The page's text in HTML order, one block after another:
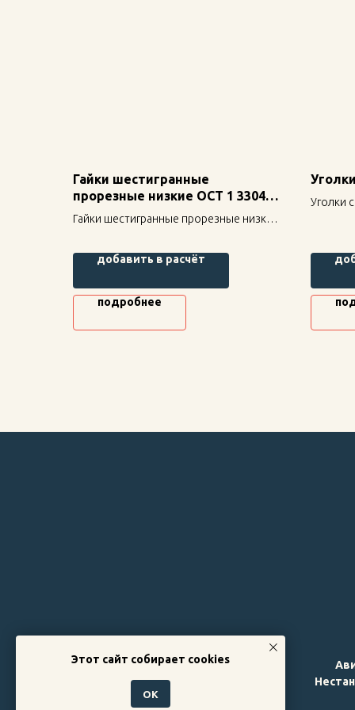
Гайки шестигранные
прорезные низкие ОСТ 1 33047-
80
Гайки шестигранные прорезные низкие
крепление для строительных
конструкций, высокая прочность и
долговечность.
добавить в расчёт
подробнее
Уголки
Этот сайт собирает cookies
ОК